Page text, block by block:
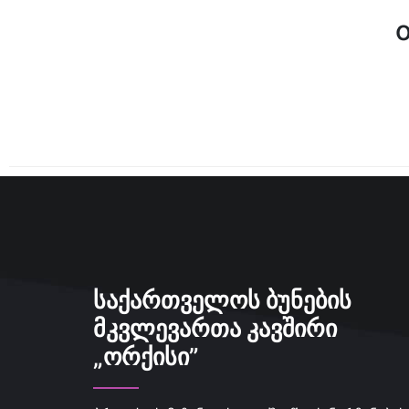
ᲡᲐᲥᲐᲠᲗᲕᲔᲚᲝᲡ ᲑᲣᲜᲔᲑᲘᲡ
ᲛᲙᲕᲚᲔᲕᲐᲠᲗᲐ ᲙᲐᲕᲨᲘᲠᲘ
„ᲝᲠᲥᲘᲡᲘ”